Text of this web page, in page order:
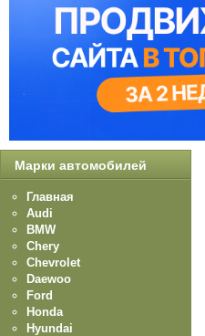
Марки автомобилей
Главная
Audi
BMW
Chery
Chevrolet
Daewoo
Ford
Honda
Hyundai